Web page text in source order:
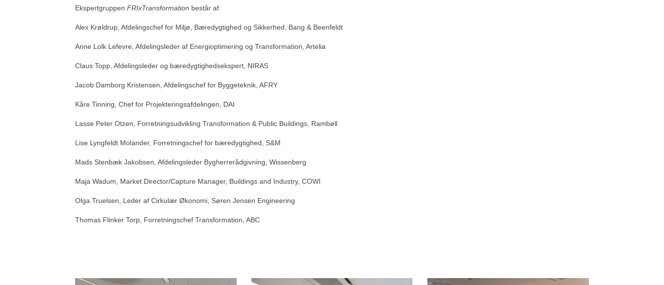
Ekspertgruppen FRIxTransformation består af:
Alex Krøldrup, Afdelingschef for Miljø, Bæredygtighed og Sikkerhed, Bang & Beenfeldt
Anne Lolk Lefevre, Afdelingsleder af Energioptimering og Transformation, Artelia
Claus Topp, Afdelingsleder og bæredygtighedsekspert, NIRAS
Jacob Damborg Kristensen, Afdelingschef for Byggeteknik, AFRY
Kåre Tinning, Chef for Projekteringsafdelingen, DAI
Lasse Peter Otzen, Forretningsudvikling Transformation & Public Buildings, Rambøll
Lise Lyngfeldt Molander, Forretningschef for bæredygtighed, S&M
Mads Stenbæk Jakobsen, Afdelingsleder Bygherrerådgivning, Wissenberg
Maja Wadum, Market Director/Capture Manager, Buildings and Industry, COWI
Olga Truelsen, Leder af Cirkulær Økonomi, Søren Jensen Engineering
Thomas Flinker Torp, Forretningschef Transformation, ABC